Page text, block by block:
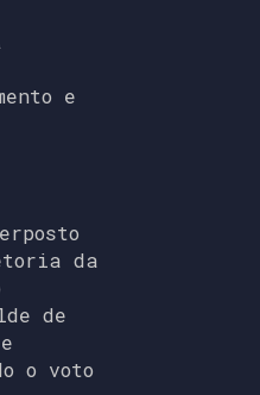
e
da
de
o voto